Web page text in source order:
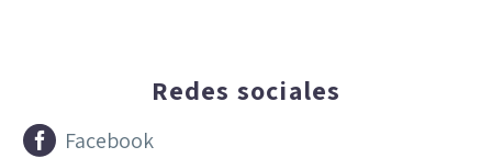
Redes sociales

 Facebook